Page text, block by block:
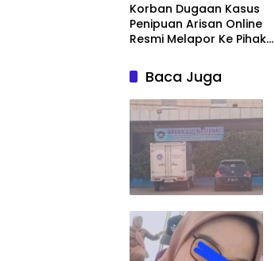
Korban Dugaan Kasus
Penipuan Arisan Online
Resmi Melapor Ke Pihak
Baca Juga